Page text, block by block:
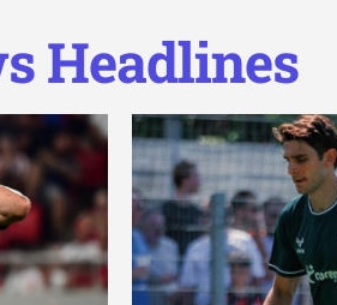
Headlines